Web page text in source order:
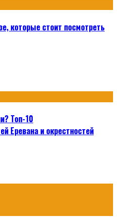
которые стоит посмотреть
Топ-10
Еревана и окрестностей